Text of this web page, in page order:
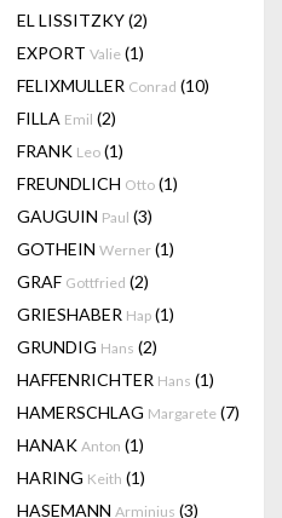
EL LISSITZKY(2)
EXPORT Valie (1)
FELIXMULLER Conrad (10)
FILLA Emil (2)
FRANK Leo (1)
FREUNDLICH Otto (1)
GAUGUIN Paul (3)
GOTHEIN Werner (1)
GRAF Gottfried (2)
GRIESHABER Hap (1)
GRUNDIG Hans (2)
HAFFENRICHTER Hans (1)
HAMERSCHLAG Margarete (7)
HANAK Anton (1)
HARING Keith (1)
HASEMANN Arminius (3)